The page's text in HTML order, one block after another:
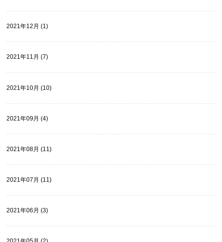
2021年12月 (1)
2021年11月 (7)
2021年10月 (10)
2021年09月 (4)
2021年08月 (11)
2021年07月 (11)
2021年06月 (3)